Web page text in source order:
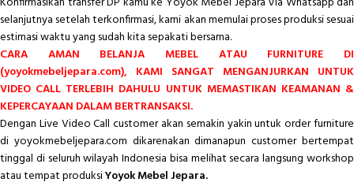
selanjutnya setelah terkonfirmasi, kami akan memulai proses produksi sesuai
estimasi waktu yang sudah kita sepakati bersama.
CARA AMAN BELANJA MEBEL ATAU FURNITURE DI
(yoyokmebeljepara.com), KAMI SANGAT MENGANJURKAN UNTUK
VIDEO CALL TERLEBIH DAHULU UNTUK MEMASTIKAN KEAMANAN &
KEPERCAYAAN DALAM BERTRANSAKSI.
Dengan Live Video Call customer akan semakin yakin untuk order furniture
di yoyokmebeljepara.com dikarenakan dimanapun customer bertempat
tinggal di seluruh wilayah Indonesia bisa melihat secara langsung workshop
atau tempat produksiYoyok Mebel Jepara.